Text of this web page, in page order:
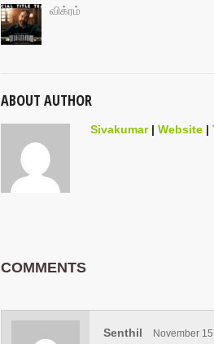
விக்ரம்
ABOUT AUTHOR
Sivakumar|Website |
COMMENTS
Senthil
November